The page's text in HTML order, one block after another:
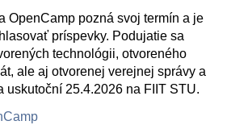
OpenCamp pozná svoj termín a je
príspevky. Podujatie sa
technológii, otvoreného
ale aj otvorenej verejnej správy a
uskutoční 25.4.2026 na FIIT STU.